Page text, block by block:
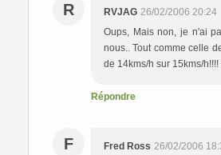
R RVJAG 26/02/2006 20:24
Oups, Mais non, je n'ai
nous.. Tout comme celle
de 14kms/h sur 15kms/
Répondre
F Fred Ross 26/02/2006